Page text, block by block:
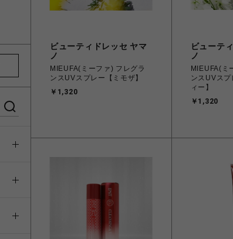
ビューティドレッセ ヤマ
ノ
MIEUFA(ミーファ) フレグラ
ンスUVスプレー【ミモザ】
￥1,320
ビューテ
ノ
MIEUFA(ミーファ
ンスUVス
ィー】
￥1,320